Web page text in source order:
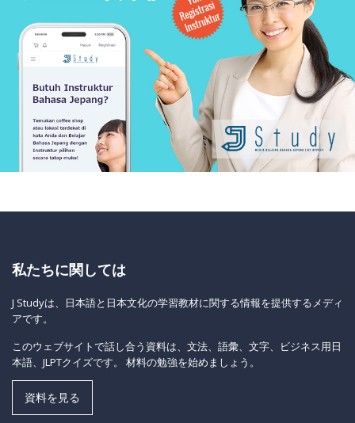
私たちに関しては
J Studyは、日本語と日本文化の学習教材に関する情報を提供するメディ
アです。
このウェブサイトで話し合う資料は、文法、語彙、文字、ビジネス用日
本語、JLPTクイズです。 材料の勉強を始めましょう。
資料を見る